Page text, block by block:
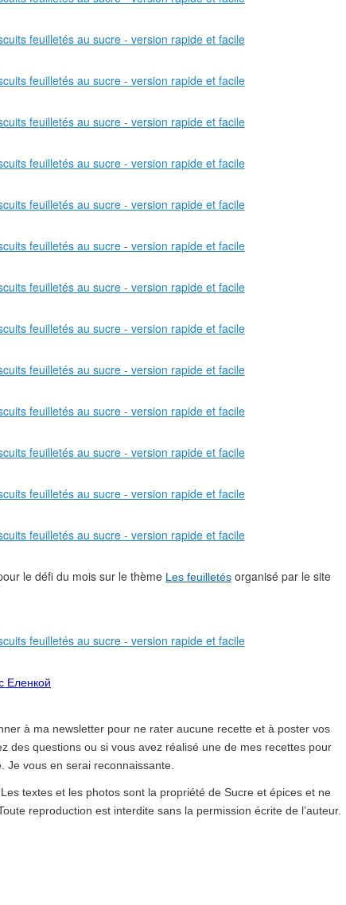
le défi du mois sur le thème Les feuilletés organisé par le site
Еленкой
à ma newsletter pour ne rater aucune recette et à poster vos
des questions ou si vous avez réalisé une de mes recettes pour
Je vous en serai reconnaissante.
Les textes et les photos sont la propriété de Sucre et épices et ne
reproduction est interdite sans la permission écrite de l’auteur.